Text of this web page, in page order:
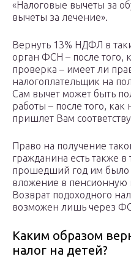
«Налоговые вычеты за
вычеты за лечение».
Вернуть 13% НДФЛ в
орган ФСН – после того,
проверка – имеет ли
налогоплательщик на
Сам вычет может быть
работы – после того, как
пришлет Вам
Право на получение
гражданина есть также в
прошедший год им было
вложение в пенсионную
Возврат подоходного
возможен лишь через
Каким образом
налог на детей?